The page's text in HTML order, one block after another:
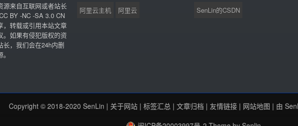
源来自互联网或者站长
BY -NC -SA 3.0 CN
，转载或引用本站文章
。如果有侵犯版权的资
长，我们会在24h内删
阿里云主机 阿里云 SenLin的CSDN
Copyright © 2018-2020 SenLin | 关于网站| 标签汇总 | 文章归档 | 友情链接| 网站地图 | 由